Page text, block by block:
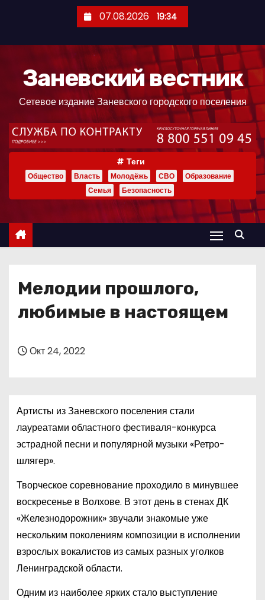
ж
07.08.2026 19:34
Заневский вестник
Сетевое издание Заневского городского поселения
Теги
Общество Власть Молодёжь СВО
Образование
Семья
Безопасность
Мелодии прошлого,
любимые в настоящем
Окт 24, 2022
Артисты из Заневского поселения стали
лауреатами областного фестиваля-конкурса
эстрадной песни и популярной музыки «Ретро-
шлягер».
Творческое соревнование проходило в минувшее
воскресенье в Волхове. В этот день в стенах ДК
«Железнодорожник» звучали знакомые уже
нескольким поколениям композиции в исполнении
взрослых вокалистов из самых разных уголков
Ленинградской области.
Одним из наиболее ярких стало выступление